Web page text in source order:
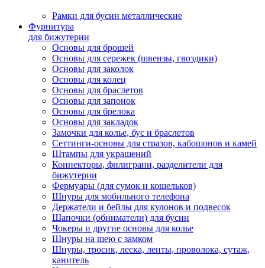
Рамки для бусин металлические
Фурнитура
для бижутерии
Основы для брошей
Основы для сережек (швензы, гвоздики)
Основы для заколок
Основы для колец
Основы для браслетов
Основы для запонок
Основы для брелока
Основы для закладок
Замочки для колье, бус и браслетов
Сеттинги-основы для стразов, кабошонов и камей
Штампы для украшений
Коннекторы, филиграни, разделители для
бижутерии
Фермуары (для сумок и кошельков)
Шнуры для мобильного телефона
Держатели и бейлы для кулонов и подвесок
Шапочки (обниматели) для бусин
Чокеры и другие основы для колье
Шнуры на шею с замком
Шнуры, тросик, леска, ленты, проволока, сутаж,
канитель